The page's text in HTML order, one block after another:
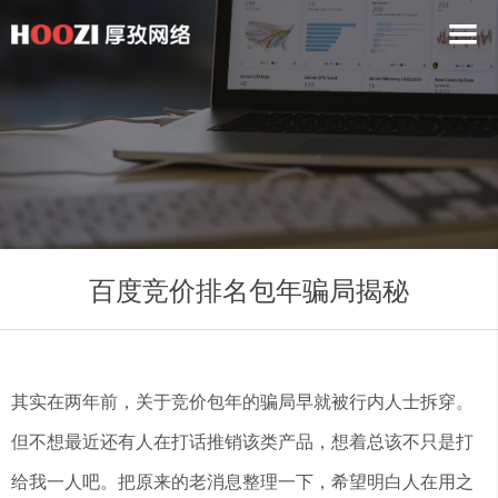
百度竞价排名包年骗局揭秘
其实在两年前，关于竞价包年的骗局早就被行内人士拆穿。
但不想最近还有人在打话推销该类产品，想着总该不只是打
给我一人吧。把原来的老消息整理一下，希望明白人在用之